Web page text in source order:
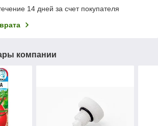
14 дней за счет покупателя
компании